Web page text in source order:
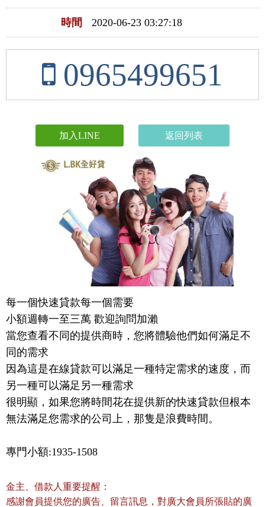
時間 2020-06-23 03:27:18
0965499651
加入LINE 返回列表
每一個快速貸款每一個需要
小額週轉一至三萬 歡迎詢問加瀨
當您查看不同的提供商時，您將體驗他們如何滿足不
同的需求
因為這是在線貸款可以滿足一種特定需求的速度，而
另一種可以滿足另一種需求
很明顯，如果您將時間花在提供新的快速貸款但根本
無法滿足您需求的公司上，那隻是浪費時間。
專門小額:1935-1508
金主、借款人重要提醒：
感謝會員提供您的廣告、留言訊息，對廣大會員所張貼的廣